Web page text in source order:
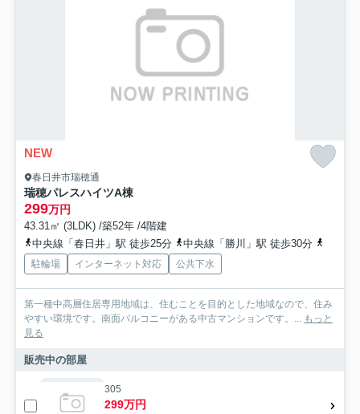
NEW
春日井市瑞穂通
瑞穂パレスハイツA棟
299万円
43.31㎡ (3LDK) /築52年 /4階建
中央線「春日井」駅 徒歩25分
中央線「勝川」駅 徒歩30分
駐輪場 インターネット対応 公共下水
第一種中高層住居専用地域は、住むことを目的とした地域なので、住み
やすい環境です。南面バルコニーがある中古マンションです。... もっと
見る
販売中の部屋
305
299万円